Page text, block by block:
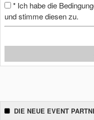
* Ich habe die
und stimme diesen zu.
DIE NEUE EVENT